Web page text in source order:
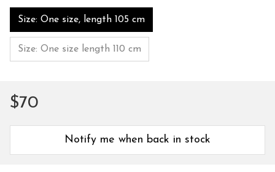
Size: One size, length 105 cm
Size: One size length 110 cm
$70
Notify me when back in stock